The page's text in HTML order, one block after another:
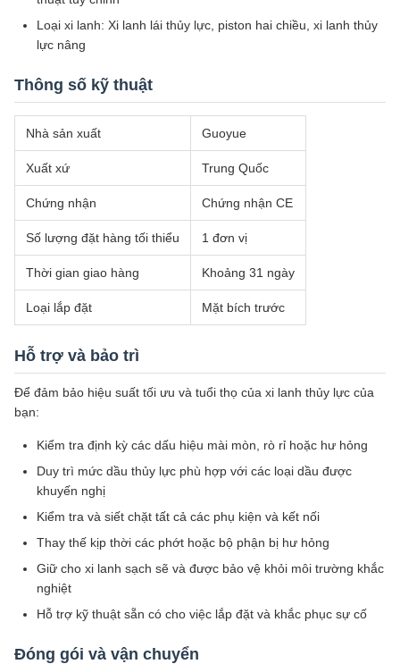
Loại xi lanh: Xi lanh lái thủy lực, piston hai chiều, xi lanh thủy
lực nâng
Thông số kỹ thuật
Nhà sản xuất Guoyue
Xuất xứ Trung Quốc
Chứng nhận Chứng nhận CE
Số lượng đặt hàng tối thiểu 1 đơn vị
Thời gian giao hàng Khoảng 31 ngày
Loại lắp đặt Mặt bích trước
Hỗ trợ và bảo trì
Để đảm bảo hiệu suất tối ưu và tuổi thọ của xi lanh thủy lực của
bạn:
Kiểm tra định kỳ các dấu hiệu mài mòn, rò rỉ hoặc hư hỏng
Duy trì mức dầu thủy lực phù hợp với các loại dầu được
khuyến nghị
Kiểm tra và siết chặt tất cả các phụ kiện và kết nối
Thay thế kịp thời các phớt hoặc bộ phận bị hư hỏng
Giữ cho xi lanh sạch sẽ và được bảo vệ khỏi môi trường khắc
nghiệt
Hỗ trợ kỹ thuật sẵn có cho việc lắp đặt và khắc phục sự cố
Đóng gói và vận chuyển